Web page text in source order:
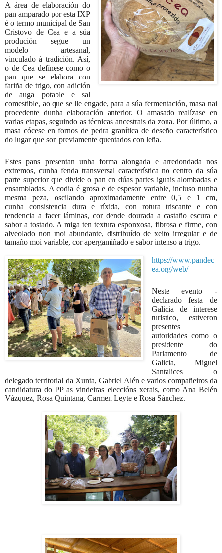
A área de elaboración do
pan amparado por esta IXP
é o termo municipal de San
Cristovo de Cea e a súa
produción segue un
modelo artesanal,
vinculado á tradición. Así,
o de Cea defínese como o
pan que se elabora con
fariña de trigo, con adición
de auga potable e sal
comestible, ao que se lle engade, para a súa fermentación, masa nai
procedente dunha elaboración anterior. O amasado realízase en
varias etapas, seguindo as técnicas ancestrais da zona. Por último, a
masa cócese en fornos de pedra granítica de deseño característico
do lugar que son previamente quentados con leña.
Estes pans presentan unha forma alongada e arredondada nos
extremos, cunha fenda transversal característica no centro da súa
parte superior que divide o pan en dúas partes iguais alombadas e
ensambladas. A codia é grosa e de espesor variable, incluso nunha
mesma peza, oscilando aproximadamente entre 0,5 e 1 cm,
cunha consistencia dura e ríxida, con rotura triscante e con
tendencia a facer láminas, cor dende dourada a castaño escura e
sabor a tostado. A miga ten textura esponxosa, fibrosa e firme, con
alveolado non moi abundante, distribuído de xeito irregular e de
tamaño moi variable, cor apergamiñado e sabor intenso a trigo.
https://www.pandec
ea.org/web/
Neste evento -
declarado festa de
Galicia de interese
turístico, estiveron
presentes
autoridades como o
presidente do
Parlamento de
Galicia, Miguel
Santalices o
delegado territorial da Xunta, Gabriel Alén e varios compañeiros da
candidatura do PP as vindeiras eleccións xerais, como Ana Belén
Vázquez, Rosa Quintana, Carmen Leyte e Rosa Sánchez.